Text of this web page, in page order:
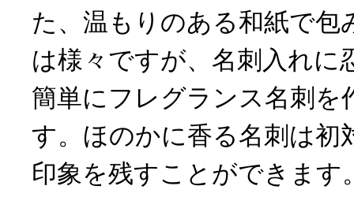
た、温もりのある和紙で包
は様々ですが、名刺入れに
簡単にフレグランス名刺を
す。ほのかに香る名刺は初
印象を残すことができます